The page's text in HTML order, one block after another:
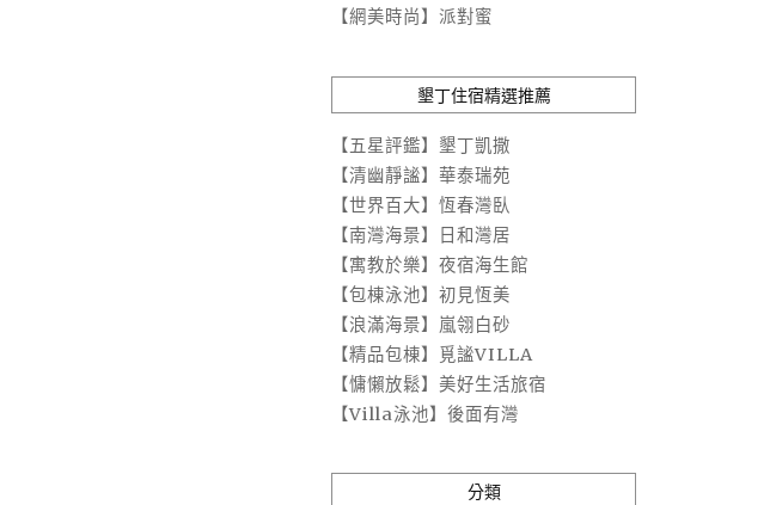
【網美時尚】派對蜜
墾丁住宿精選推薦
【五星評鑑】墾丁凱撒
【清幽靜謐】華泰瑞苑
【世界百大】恆春灣臥
【南灣海景】日和灣居
【寓教於樂】夜宿海生館
【包棟泳池】初見恆美
【浪滿海景】嵐翎白砂
【精品包棟】覓謐VILLA
【慵懶放鬆】美好生活旅宿
【Villa泳池】後面有灣
分類